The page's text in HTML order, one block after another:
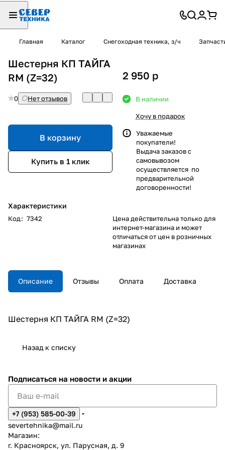
Главная Каталог Снегоходная техника, з/ч
Шестерня КП ТАЙГА
RM (Z=32)
0 Нет отзывов
В корзину
Купить в 1 клик
Характеристики
Код: 7342
2 950 p
В наличии
Хочу в подарок
Уважаемые
покупатели!
Выдача заказов с
самовывозом
осуществляется по
предварительной
договоренности!
Цена действительна только для
интернет-магазина и может
отличаться от цен в розничных
магазинах
Описание Отзывы Оплата Доставка
Шестерня КП ТАЙГА RM (Z=32)
Назад к списку
Подписаться на новости и акции
+7 (953) 585-00-39
severtehnika@mail.ru
Магазин:
г. Красноярск, ул. Парусная, д. 9